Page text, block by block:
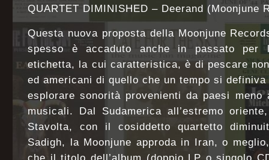
QUARTET DIMINISHED – Deerand (Moonjune
Questa nuova proposta della Moonjune
spesso è accaduto anche in passato per
etichetta, la cui caratteristica, è di pescare
ed americani di quello che un tempo si
esplorare sonorità provenienti da paesi
musicali. Dal Sudamerica all’estremo
Stavolta, con il cosiddetto quartetto
Sadigh, la Moonjune approda in Iran, o
che il titolo dell’album (doppio LP o singolo